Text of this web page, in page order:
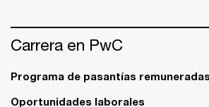
Carrera en PwC
Programa de pasantías remuneradas
Oportunidades laborales